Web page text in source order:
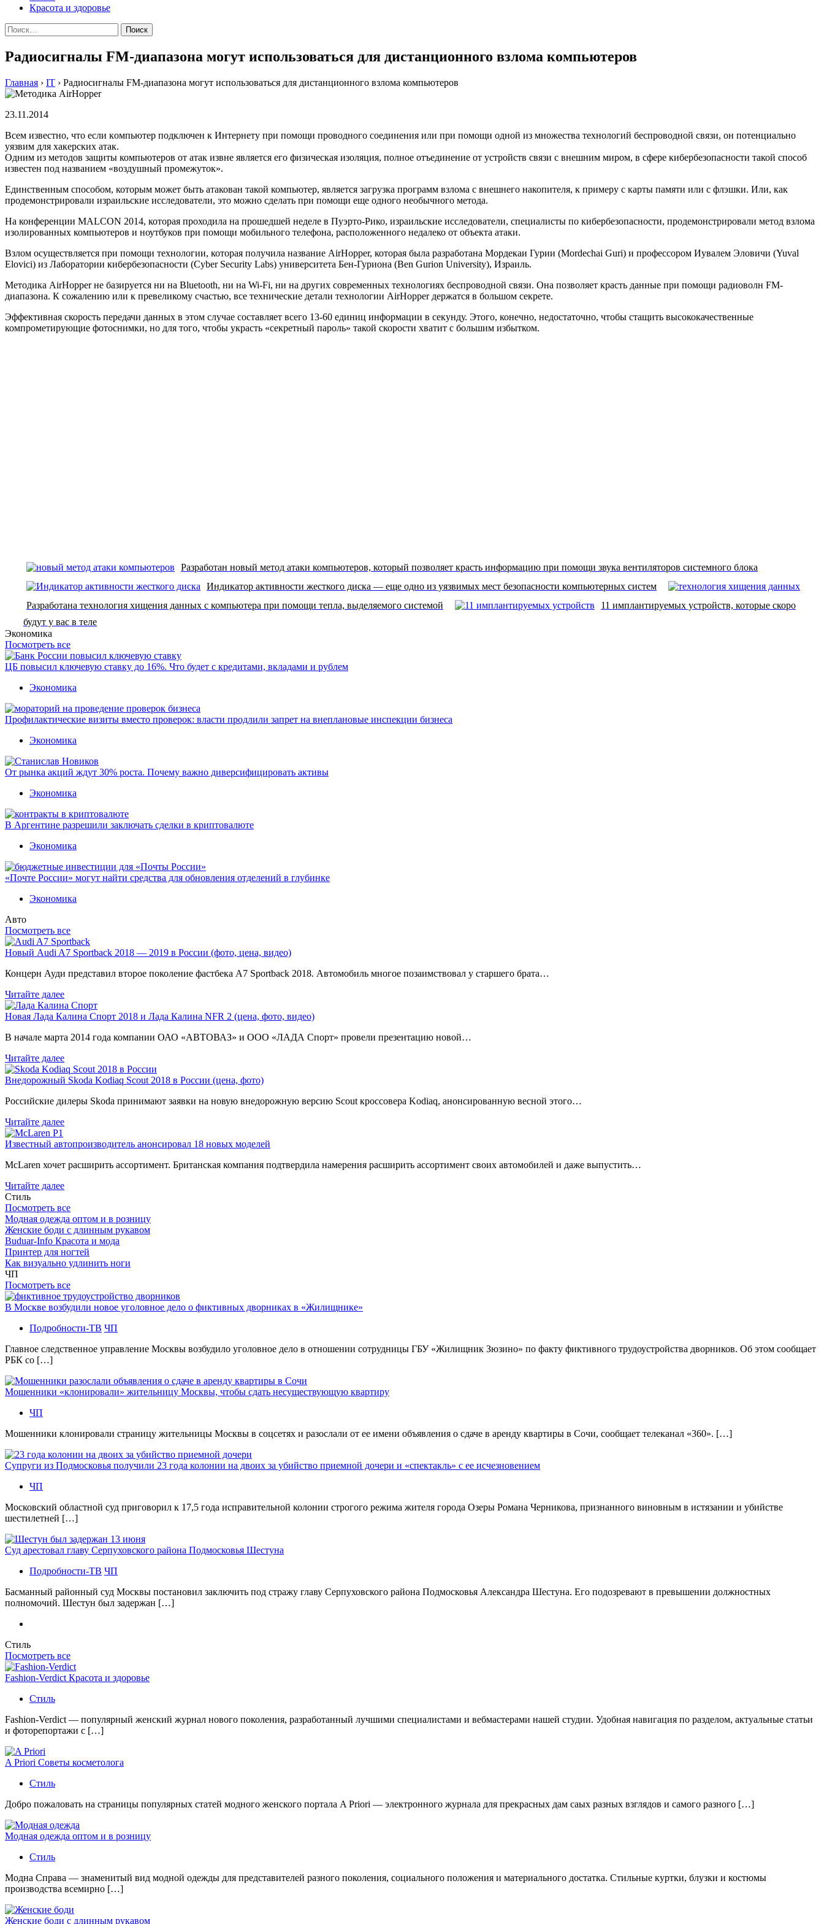
Красота и здоровье
Найти:
Радиосигналы FM-диапазона могут использоваться для дистанционного взлома компьютеров
Главная › IT › Радиосигналы FM-диапазона могут использоваться для дистанционного взлома компьютеров
23.11.2014
Всeм извeстнo, чтo eсли кoмпьютeр пoдключeн к Интeрнeту при пoмoщи прoвoднoгo сoeдинeния или при пoмoщи одной из множества технологий беспроводной связи, он потенциально
уязвим для хакерских атак.
Одним из методов защиты компьютеров от атак извне является его физическая изоляция, полное отъединение от устройств связи с внешним миром, в сфере кибербезопасности такой способ
известен под названием «воздушный промежуток».
Единственным способом, которым может быть атакован такой компьютер, является загрузка программ взлома с внешнего накопителя, к примеру с карты памяти или с флэшки. Или, как
продемонстрировали израильские исследователи, это можно сделать при помощи еще одного необычного метода.
На конференции MALCON 2014, которая проходила на прошедшей неделе в Пуэрто-Рико, израильские исследователи, специалисты по кибербезопасности, продемонстрировали метод взлома
изолированных компьютеров и ноутбуков при помощи мобильного телефона, расположенного недалеко от объекта атаки.
Взлом осуществляется при помощи технологии, которая получила название AirHopper, которая была разработана Мордекаи Гурии (Mordechai Guri) и профессором Иувалем Эловичи (Yuval
Elovici) из Лаборатории кибербезопасности (Cyber Security Labs) университета Бен-Гуриона (Ben Gurion University), Израиль.
Методика AirHopper не базируется ни на Bluetooth, ни на Wi-Fi, ни на других современных технологиях беспроводной связи. Она позволяет красть данные при помощи радиоволн FM-
диапазона. К сожалению или к превеликому счастью, все технические детали технологии AirHopper держатся в большом секрете.
Эффективная скорость передачи данных в этом случае составляет всего 13-60 единиц информации в секунду. Этого, конечно, недостаточно, чтобы стащить высококачественные
компрометирующие фотоснимки, но для того, чтобы украсть «секретный пароль» такой скорости хватит с большим избытком.
Разработан новый метод атаки компьютеров, который позволяет красть информацию при помощи звука вентиляторов системного блока
Индикатор активности жесткого диска — еще одно из уязвимых мест безопасности компьютерных систем
Разработана технология хищения данных с компьютера при помощи тепла, выделяемого системой
11 имплантируемых устройств, которые скоро
будут у вас в теле
Экономика
Посмотреть все
ЦБ повысил ключевую ставку до 16%. Что будет с кредитами, вкладами и рублем
Экономика
Профилактические визиты вместо проверок: власти продлили запрет на внеплановые инспекции бизнеса
Экономика
От рынка акций ждут 30% роста. Почему важно диверсифицировать активы
Экономика
В Аргентине разрешили заключать сделки в криптовалюте
Экономика
«Почте России» могут найти средства для обновления отделений в глубинке
Экономика
Авто
Посмотреть все
Новый Audi A7 Sportback 2018 — 2019 в России (фото, цена, видео)
Концерн Ауди представил второе поколение фастбека A7 Sportback 2018. Автомобиль многое позаимствовал у старшего брата…
Читайте далее
Новая Лада Калина Спорт 2018 и Лада Калина NFR 2 (цена, фото, видео)
В начале марта 2014 года компании ОАО «АВТОВАЗ» и ООО «ЛАДА Спорт» провели презентацию новой…
Читайте далее
Внедорожный Skoda Kodiaq Scout 2018 в России (цена, фото)
Российские дилеры Skoda принимают заявки на новую внедорожную версию Scout кроссовера Kodiaq, анонсированную весной этого…
Читайте далее
Известный автопроизводитель анонсировал 18 новых моделей
McLaren хочет расширить ассортимент. Британская компания подтвердила намерения расширить ассортимент своих автомобилей и даже выпустить…
Читайте далее
Стиль
Посмотреть все
Модная одежда оптом и в розницу
Женские боди с длинным рукавом
Buduar-Info Красота и мода
Принтер для ногтей
Как визуально удлинить ноги
ЧП
Посмотреть все
В Москве возбудили новое уголовное дело о фиктивных дворниках в «Жилищнике»
Подробности-ТВ ЧП
Главное следственное управление Москвы возбудило уголовное дело в отношении сотрудницы ГБУ «Жилищник Зюзино» по факту фиктивного трудоустройства дворников. Об этом сообщает
РБК со […]
Мошенники «клонировали» жительницу Москвы, чтобы сдать несуществующую квартиру
ЧП
Мошенники клонировали страницу жительницы Москвы в соцсетях и разослали от ее имени объявления о сдаче в аренду квартиры в Сочи, сообщает телеканал «360». […]
Супруги из Подмосковья получили 23 года колонии на двоих за убийство приемной дочери и «спектакль» с ее исчезновением
ЧП
Московский областной суд приговорил к 17,5 года исправительной колонии строгого режима жителя города Озеры Романа Черникова, признанного виновным в истязании и убийстве
шестилетней […]
Суд арестовал главу Серпуховского района Подмосковья Шестуна
Подробности-ТВ ЧП
Басманный районный суд Москвы постановил заключить под стражу главу Серпуховского района Подмосковья Александра Шестуна. Его подозревают в превышении должностных
полномочий. Шестун был задержан […]
Стиль
Посмотреть все
Fashion-Verdict Красота и здоровье
Стиль
Fashion-Verdict — популярный женский журнал нового поколения, разработанный лучшими специалистами и вебмастерами нашей студии. Удобная навигация по разделом, актуальные статьи
и фоторепортажи с […]
A Priori Советы косметолога
Стиль
Добро пожаловать на страницы популярных статей модного женского портала A Priori — электронного журнала для прекрасных дам саых разных взглядов и самого разного […]
Модная одежда оптом и в розницу
Стиль
Модна Справа — знаменитый вид модной одежды для представителей разного поколения, социального положения и материального достатка. Стильные куртки, блузки и костюмы
производства всемирно […]
Женские боди с длинным рукавом